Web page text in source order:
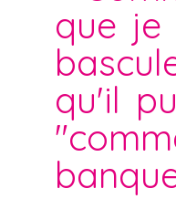
que je
qu'il